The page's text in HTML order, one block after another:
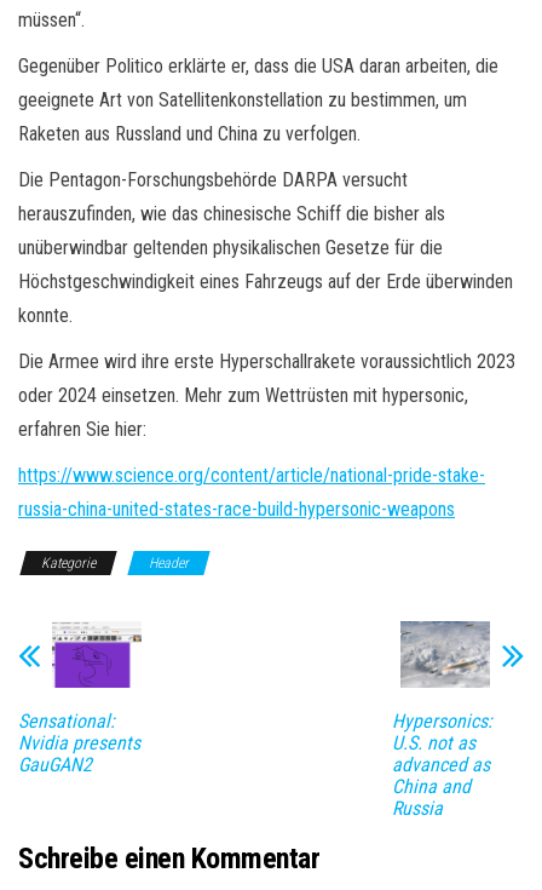
müssen“.
Gegenüber Politico erklärte er, dass die USA daran arbeiten, die
geeignete Art von Satellitenkonstellation zu bestimmen, um
Raketen aus Russland und China zu verfolgen.
Die Pentagon-Forschungsbehörde DARPA versucht
herauszufinden, wie das chinesische Schiff die bisher als
unüberwindbar geltenden physikalischen Gesetze für die
Höchstgeschwindigkeit eines Fahrzeugs auf der Erde überwinden
konnte.
Die Armee wird ihre erste Hyperschallrakete voraussichtlich 2023
oder 2024 einsetzen. Mehr zum Wettrüsten mit hypersonic,
erfahren Sie hier:
https://www.science.org/content/article/national-pride-stake-
russia-china-united-states-race-build-hypersonic-weapons
Kategorie Header
Sensational:
Nvidia presents
GauGAN2
Hypersonics:
U.S. not as
advanced as
China and
Russia
Schreibe einen Kommentar